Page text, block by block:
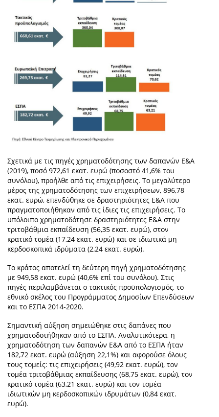
Σχετικά με τις πηγές χρηματοδότησης των δαπανών Ε&Α
(2019), ποσό 972,61 εκατ. ευρώ (ποσοστό 41,6% του
συνόλου), προήλθε από τις επιχειρήσεις. Το μεγαλύτερο
μέρος της χρηματοδότησης των επιχειρήσεων, 896,78
εκατ. ευρώ, επενδύθηκε σε δραστηριότητες Ε&Α που
πραγματοποιήθηκαν από τις ίδιες τις επιχειρήσεις. Το
υπόλοιπο χρηματοδότησε δραστηριότητες Ε&Α στην
τριτοβάθμια εκπαίδευση (56,35 εκατ. ευρώ), στον
κρατικό τομέα (17,24 εκατ. ευρώ) και σε ιδιωτικά μη
κερδοσκοπικά ιδρύματα (2,24 εκατ. ευρώ).
Το κράτος αποτελεί τη δεύτερη πηγή χρηματοδότησης
με 949,58 εκατ. ευρώ (40,6% επί του συνόλου). Στις
πηγές περιλαμβάνεται ο τακτικός προϋπολογισμός, το
εθνικό σκέλος του Προγράμματος Δημοσίων Επενδύσεων
και το ΕΣΠΑ 2014-2020.
Σημαντική αύξηση σημειώθηκε στις δαπάνες που
χρηματοδοτήθηκαν από το ΕΣΠΑ. Αναλυτικότερα, η
χρηματοδότηση των δαπανών Ε&Α από το ΕΣΠΑ ήταν
182,72 εκατ. ευρώ (αύξηση 22,1%) και αφορούσε όλους
τους τομείς: τις επιχειρήσεις (49,92 εκατ. ευρώ), τον
τομέα τριτοβάθμιας εκπαίδευσης (68,75 εκατ. ευρώ), τον
κρατικό τομέα (63,21 εκατ. ευρώ) και τον τομέα
ιδιωτικών μη κερδοσκοπικών ιδρυμάτων (0,84 εκατ.
ευρώ).